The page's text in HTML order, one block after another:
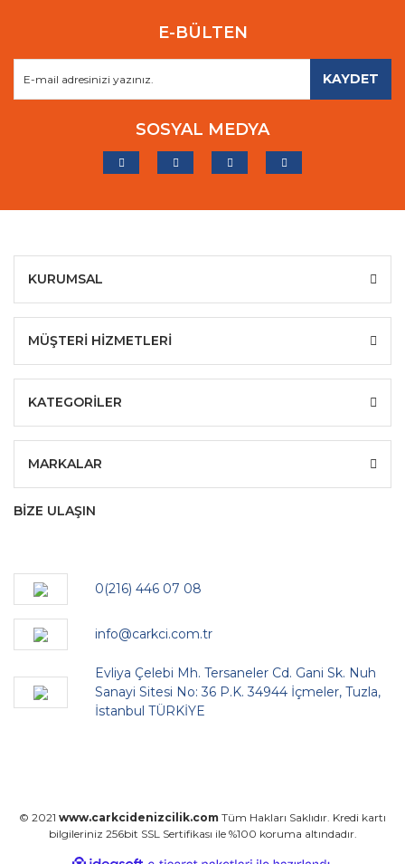
E-BÜLTEN
KAYDET
SOSYAL MEDYA
KURUMSAL
MÜŞTERİ HİZMETLERİ
KATEGORİLER
MARKALAR
BİZE ULAŞIN
0(216) 446 07 08
info@carkci.com.tr
Evliya Çelebi Mh. Tersaneler Cd. Gani Sk. Nuh
Sanayi Sitesi No: 36 P.K. 34944 İçmeler, Tuzla,
İstanbul TÜRKİYE
© 2021 www.carkcidenizcilik.com Tüm Hakları Saklıdır. Kredi kartı
bilgileriniz 256bit SSL Sertifikası ile %100 koruma altındadır.